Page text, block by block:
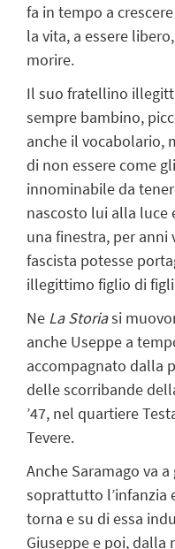
fa in tempo a
la vita, a essere
morire.
Il suo fratellino
sempre bambino,
anche il vocabolario,
di non essere come
innominabile da
nascosto lui alla luce
una finestra, per
fascista potesse
illegittimo figlio di
Ne La Storiasi
anche Useppe a
accompagnato dalla
delle scorribande
’47, nel quartiere
Tevere.
Anche Saramago va
soprattutto l’infanzia
torna e su di essa
Giuseppe e poi, dalla